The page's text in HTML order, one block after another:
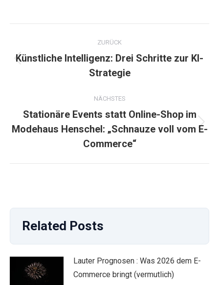
Kommentarnavigation
ZURÜCK
Vorheriger
Beitrag:
Künstliche Intelligenz: Drei Schritte zur KI-
Strategie
NÄCHSTES
Nächster
Beitrag:
Stationäre Events statt Online-Shop im
Modehaus Henschel: „Schnauze voll vom E-
Commerce“
Related Posts
Lauter Prognosen : Was 2026 dem E-
Commerce bringt (vermutlich)